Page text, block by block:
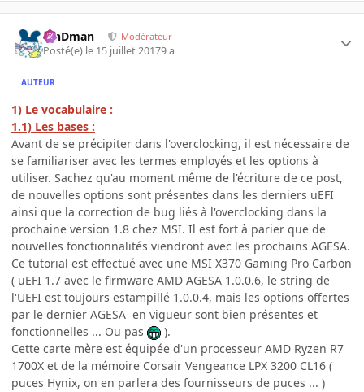
RinDman Modérateur
Posté(e) le 15 juillet 20179 a
AUTEUR
1) Le vocabulaire :
1.1) Les bases :
Avant de se précipiter dans l'overclocking, il est nécessaire de
se familiariser avec les termes employés et les options à
utiliser. Sachez qu'au moment même de l'écriture de ce post,
de nouvelles options sont présentes dans les derniers uEFI
ainsi que la correction de bug liés à l'overclocking dans la
prochaine version 1.8 chez MSI. Il est fort à parier que de
nouvelles fonctionnalités viendront avec les prochains AGESA.
Ce tutorial est effectué avec une MSI X370 Gaming Pro Carbon
( uEFI 1.7 avec le firmware AMD AGESA 1.0.0.6, le string de
l'UEFI est toujours estampillé 1.0.0.4, mais les options offertes
par le dernier AGESA en vigueur sont bien présentes et
fonctionnelles ... Ou pas
).
Cette carte mère est équipée d'un processeur AMD Ryzen R7
1700X et de la mémoire Corsair Vengeance LPX 3200 CL16 (
puces Hynix, on en parlera des fournisseurs de puces ... )